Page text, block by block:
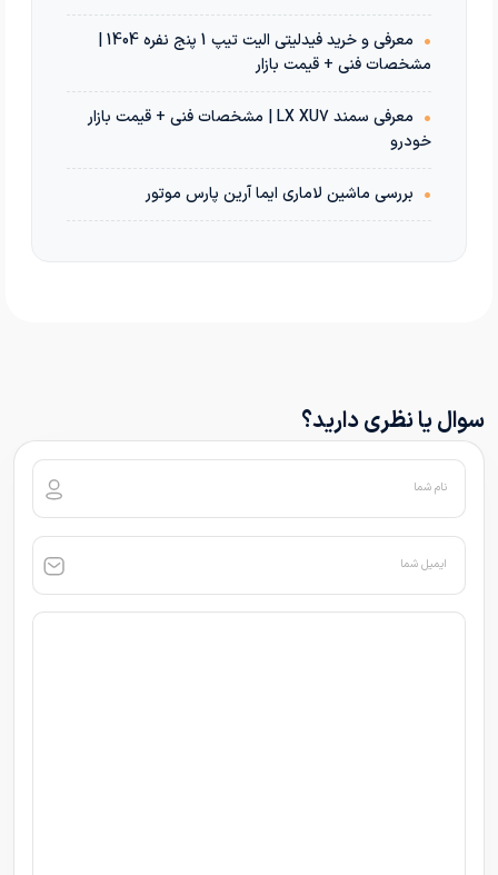
•
معرفی و خرید فیدلیتی الیت تیپ 1 پنج نفره 1404 |
مشخصات فنی + قیمت بازار
•
معرفی سمند LX XU7 | مشخصات فنی + قیمت بازار
خودرو
• بررسی ماشین لاماری ایما آرین پارس موتور
سوال یا نظری دارید؟
نام شما
ایمیل شما